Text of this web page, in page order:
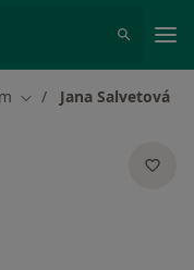
Změna města
Jana Salvetová